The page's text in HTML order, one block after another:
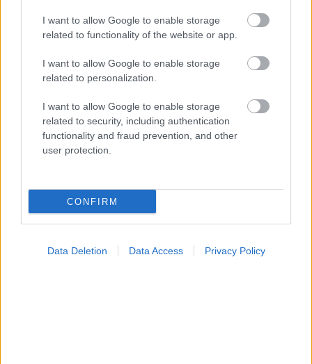
I want to allow Google to enable storage
related to functionality of the website or app.
I want to allow Google to enable storage
related to personalization.
I want to allow Google to enable storage
related to security, including authentication
functionality and fraud prevention, and other
user protection.
CONFIRM
Data Deletion Data Access Privacy Policy
Ο καλός ύπνος μπορεί να συμβάλλει στην καλή
σχολική επίδοση των εφήβων